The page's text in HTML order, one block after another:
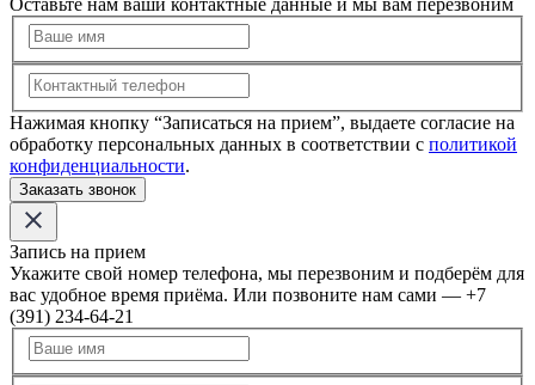
Нажимая кнопку “Записаться на прием”, выдаете согласие на
обработку персональных данных в соответствии с политикой
конфиденциальности.
Заказать звонок
Запись на прием
Укажите свой номер телефона, мы перезвоним и подберём для
вас удобное время приёма. Или позвоните нам сами — +7
(391) 234-64-21